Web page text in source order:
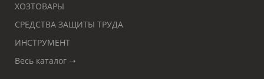
ХОЗТОВАРЫ
СРЕДСТВА ЗАЩИТЫ ТРУДА
ИНСТРУМЕНТ
Весь каталог ➝